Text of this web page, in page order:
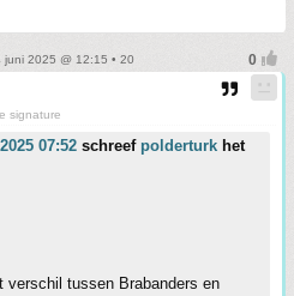
juni 2025 @ 12:15 • 20
signature
07:52 schreef polderturk het
verschil tussen Brabanders en